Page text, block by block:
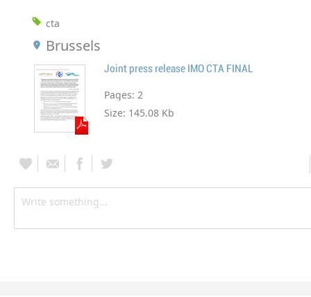
cta
Brussels
Joint press release IMO CTA FINAL
Pages: 2
Size: 145.08 Kb